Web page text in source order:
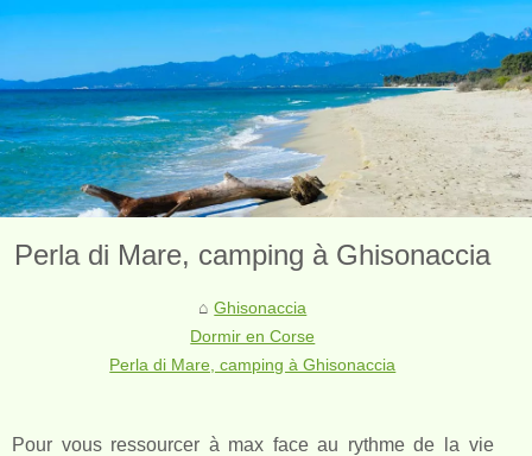
Perla di Mare, camping à Ghisonaccia
Ghisonaccia
Dormir en Corse
Perla di Mare, camping à Ghisonaccia
Pour vous ressourcer à max face au rythme de la vie